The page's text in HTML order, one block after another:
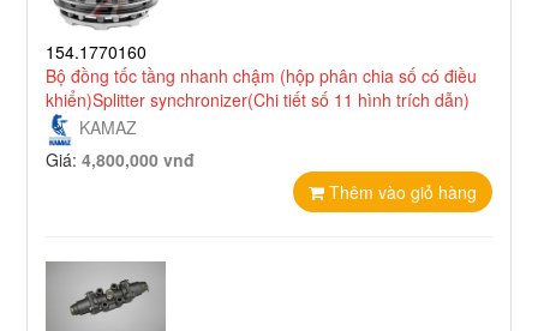
154.1770160
Bộ đồng tốc tầng nhanh chậm (hộp phân chia số có điều
khiển)Splitter synchronizer(Chi tiết số 11 hình trích dẫn)
KAMAZ
Giá:4,800,000 vnđ
Thêm vào giỏ hàng